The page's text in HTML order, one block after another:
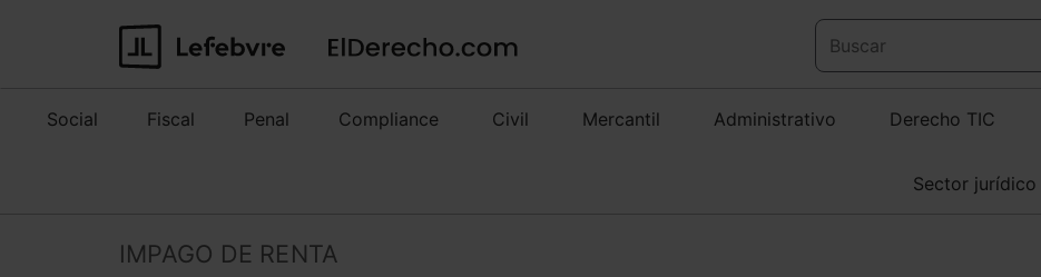
Social Fiscal Penal Compliance Civil Mercantil Administrativo Derecho TIC
Sector jurídico
IMPAGO DE RENTA